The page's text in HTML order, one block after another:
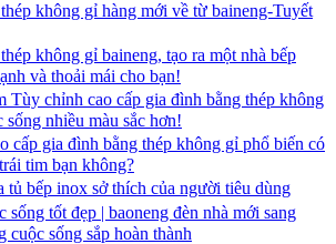
không gỉ hàng mới về từ baineng-Tuyết
không gỉ baineng, tạo ra một nhà bếp
và thoải mái cho bạn!
Tùy chỉnh cao cấp gia đình bằng thép không
sống nhiều màu sắc hơn!
cấp gia đình bằng thép không gỉ phổ biến có
tim bạn không?
tủ bếp inox sở thích của người tiêu dùng
sống tốt đẹp | baoneng đèn nhà mới sang
cuộc sống sắp hoàn thành